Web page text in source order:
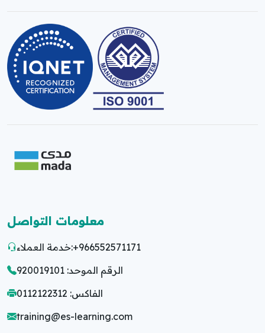
معلومات التواصل
خدمة العملاء:+966552571171
الرقم الموحد: 920019101
الفاكس: 0112122312
training@es-learning.com